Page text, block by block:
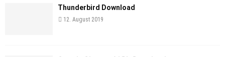
Thunderbird Download
12. August 2019